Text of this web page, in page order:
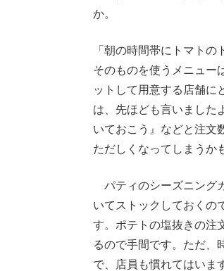
か。
「朝の時間帯にトマト
そのものを使うメニュー
ットして用意する店舗に
は、先ほども言いました
いておこう』などと注文
ただしくなってしまうか
パティのシーズニング
いてストックしておくの
す。ポテトの塩抜きの注
るので手間です。ただ、
で、店員も慣れてはいま